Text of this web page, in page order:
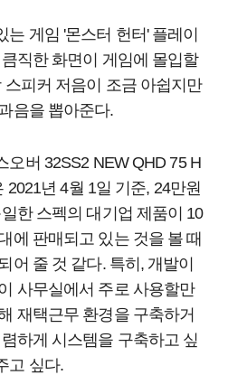
게임 '몬스터 헌터' 플레이
직한 화면이 게임에 몰입할
피커 저음이 조금 아쉽지만
음을 뽑아준다.
오버 32SS2 NEW QHD 75 H
년 4월 1일 기준, 24만원
한 스펙의 대기업 제품이 10
에 판매되고 있는 것을 볼 때
어 줄 것 같다. 특히, 개발이
사무실에서 주로 사용할만
재택근무 환경을 구축하거
하게 시스템을 구축하고 싶
고 싶다.